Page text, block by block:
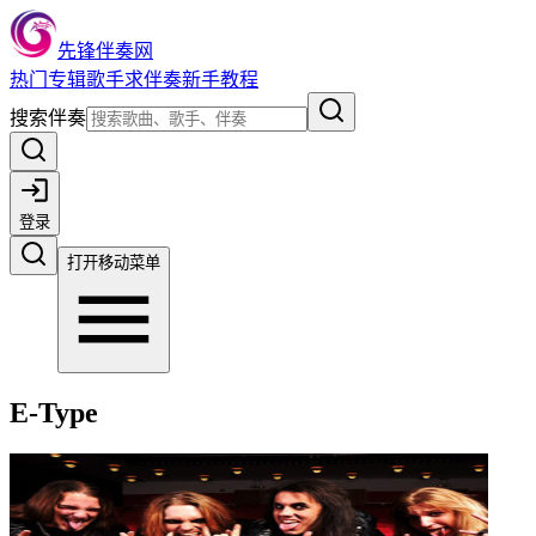
先锋伴奏网
热门 专辑歌手求伴奏新手教程
搜索伴奏
登录
打开移动菜单
E-Type